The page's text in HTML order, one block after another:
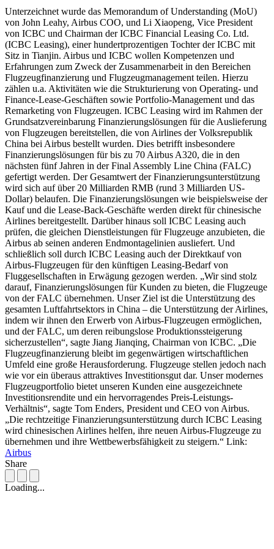
Unterzeichnet wurde das Memorandum of Understanding (MoU)
von John Leahy, Airbus COO, und Li Xiaopeng, Vice President
von ICBC und Chairman der ICBC Financial Leasing Co. Ltd.
(ICBC Leasing), einer hundertprozentigen Tochter der ICBC mit
Sitz in Tianjin. Airbus und ICBC wollen Kompetenzen und
Erfahrungen zum Zweck der Zusammenarbeit in den Bereichen
Flugzeugfinanzierung und Flugzeugmanagement teilen. Hierzu
zählen u.a. Aktivitäten wie die Strukturierung von Operating- und
Finance-Lease-Geschäften sowie Portfolio-Management und das
Remarketing von Flugzeugen. ICBC Leasing wird im Rahmen der
Grundsatzvereinbarung Finanzierungslösungen für die Auslieferung
von Flugzeugen bereitstellen, die von Airlines der Volksrepublik
China bei Airbus bestellt wurden. Dies betrifft insbesondere
Finanzierungslösungen für bis zu 70 Airbus A320, die in den
nächsten fünf Jahren in der Final Assembly Line China (FALC)
gefertigt werden. Der Gesamtwert der Finanzierungsunterstützung
wird sich auf über 20 Milliarden RMB (rund 3 Milliarden US-
Dollar) belaufen. Die Finanzierungslösungen wie beispielsweise der
Kauf und die Lease-Back-Geschäfte werden direkt für chinesische
Airlines bereitgestellt. Darüber hinaus soll ICBC Leasing auch
prüfen, die gleichen Dienstleistungen für Flugzeuge anzubieten, die
Airbus ab seinen anderen Endmontagelinien ausliefert. Und
schließlich soll durch ICBC Leasing auch der Direktkauf von
Airbus-Flugzeugen für den künftigen Leasing-Bedarf von
Fluggesellschaften in Erwägung gezogen werden. „Wir sind stolz
darauf, Finanzierungslösungen für Kunden zu bieten, die Flugzeuge
von der FALC übernehmen. Unser Ziel ist die Unterstützung des
gesamten Luftfahrtsektors in China – die Unterstützung der Airlines,
indem wir ihnen den Erwerb von Airbus-Flugzeugen ermöglichen,
und der FALC, um deren reibungslose Produktionssteigerung
sicherzustellen“, sagte Jiang Jianqing, Chairman von ICBC. „Die
Flugzeugfinanzierung bleibt im gegenwärtigen wirtschaftlichen
Umfeld eine große Herausforderung. Flugzeuge stellen jedoch nach
wie vor ein überaus attraktives Investitionsgut dar. Unser modernes
Flugzeugportfolio bietet unseren Kunden eine ausgezeichnete
Investitionsrendite und ein hervorragendes Preis-Leistungs-
Verhältnis“, sagte Tom Enders, President und CEO von Airbus.
„Die rechtzeitige Finanzierungsunterstützung durch ICBC Leasing
wird chinesischen Airlines helfen, ihre neuen Airbus-Flugzeuge zu
übernehmen und ihre Wettbewerbsfähigkeit zu steigern.“ Link:
Airbus
Share
Loading...